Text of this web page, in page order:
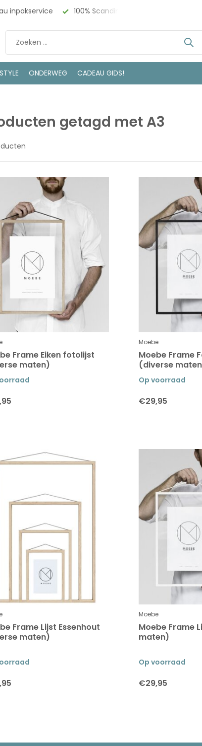
inpakservice 100% Scandinavisch Design
ONDERWEG CADEAU GIDS!
getagd met A3
Frame Eiken fotolijst
maten)
Moebe
Moebe Frame
(diverse
Op voorraad
€29,95
Frame Lijst Essenhout
maten)
Moebe
Moebe Frame
maten)
Op voorraad
€29,95